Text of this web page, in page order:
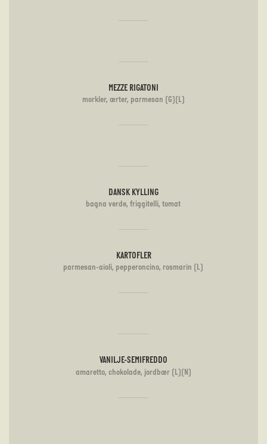
MEZZE RIGATONI
morkler, ærter, parmesan (G)(L)
DANSK KYLLING
bagna verde, friggitelli, tomat
KARTOFLER
parmesan-aioli, pepperoncino, rosmarin (L)
VANILJE-SEMIFREDDO
amaretto, chokolade, jordbær (L)(N)